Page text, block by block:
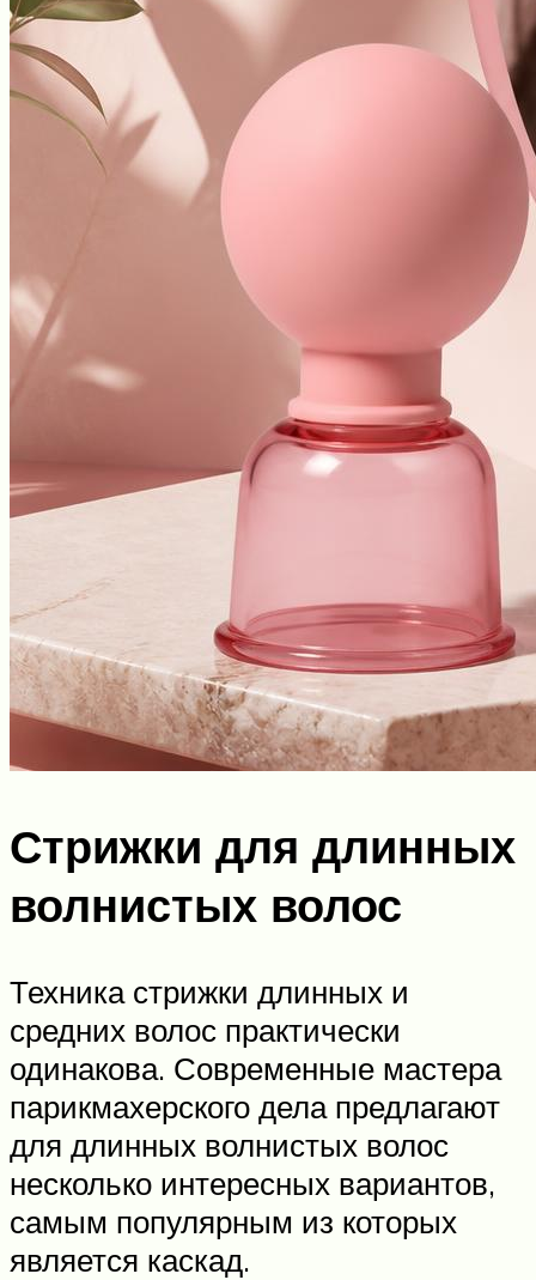
Стрижки для длинных
волнистых волос
Техника стрижки длинных и
средних волос практически
одинакова. Современные мастера
парикмахерского дела предлагают
для длинных волнистых волос
несколько интересных вариантов,
самым популярным из которых
является каскад.